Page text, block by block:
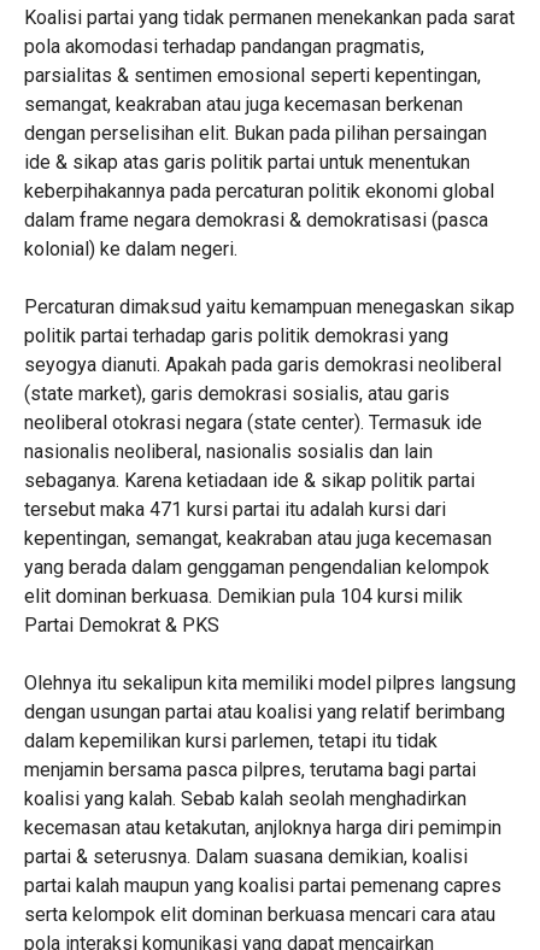
Koalisi partai yang tidak permanen menekankan pada sarat
pola akomodasi terhadap pandangan pragmatis,
parsialitas & sentimen emosional seperti kepentingan,
semangat, keakraban atau juga kecemasan berkenan
dengan perselisihan elit. Bukan pada pilihan persaingan
ide & sikap atas garis politik partai untuk menentukan
keberpihakannya pada percaturan politik ekonomi global
dalam frame negara demokrasi & demokratisasi (pasca
kolonial) ke dalam negeri.
Percaturan dimaksud yaitu kemampuan menegaskan sikap
politik partai terhadap garis politik demokrasi yang
seyogya dianuti. Apakah pada garis demokrasi neoliberal
(state market), garis demokrasi sosialis, atau garis
neoliberal otokrasi negara (state center). Termasuk ide
nasionalis neoliberal, nasionalis sosialis dan lain
sebaganya. Karena ketiadaan ide & sikap politik partai
tersebut maka 471 kursi partai itu adalah kursi dari
kepentingan, semangat, keakraban atau juga kecemasan
yang berada dalam genggaman pengendalian kelompok
elit dominan berkuasa. Demikian pula 104 kursi milik
Partai Demokrat & PKS
Olehnya itu sekalipun kita memiliki model pilpres langsung
dengan usungan partai atau koalisi yang relatif berimbang
dalam kepemilikan kursi parlemen, tetapi itu tidak
menjamin bersama pasca pilpres, terutama bagi partai
koalisi yang kalah. Sebab kalah seolah menghadirkan
kecemasan atau ketakutan, anjloknya harga diri pemimpin
partai & seterusnya. Dalam suasana demikian, koalisi
partai kalah maupun yang koalisi partai pemenang capres
serta kelompok elit dominan berkuasa mencari cara atau
pola interaksi komunikasi yang dapat mencairkan